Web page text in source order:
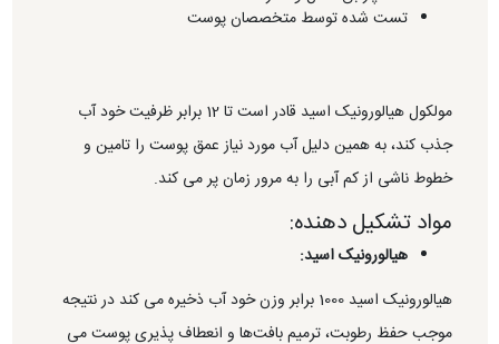
تست شده توسط متخصصان پوست
مولکول هیالورونیک اسید قادر است تا 12 برابر ظرفیت خود آب
جذب کند، به همین دلیل آب مورد نیاز عمق پوست را تامین و
خطوط ناشی از کم آبی را به مرور زمان پر می کند.
مواد تشکیل دهنده:
هیالورونیک اسید:
هیالورونیک اسید 1000 برابر وزن خود آب ذخیره می کند در نتیجه
موجب حفظ رطوبت، ترمیم بافت‌ها و انعطاف پذیری پوست می